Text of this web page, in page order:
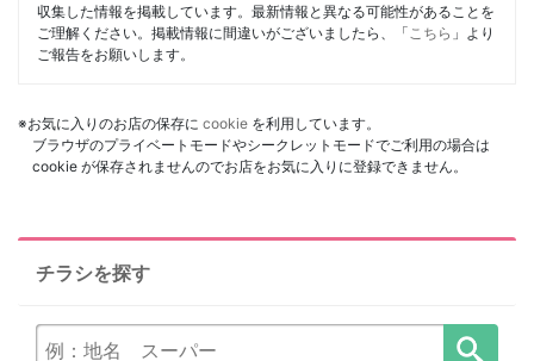
収集した情報を掲載しています。最新情報と異なる可能性があることを
ご理解ください。掲載情報に間違いがございましたら、「 こちら 」より
ご報告をお願いします。
※お気に入りのお店の保存に cookie を利用しています。
ブラウザのプライベートモードやシークレットモードでご利用の場合は
cookie が保存されませんのでお店をお気に入りに登録できません。
チラシを探す